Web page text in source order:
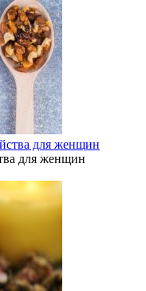
для женщин
для женщин